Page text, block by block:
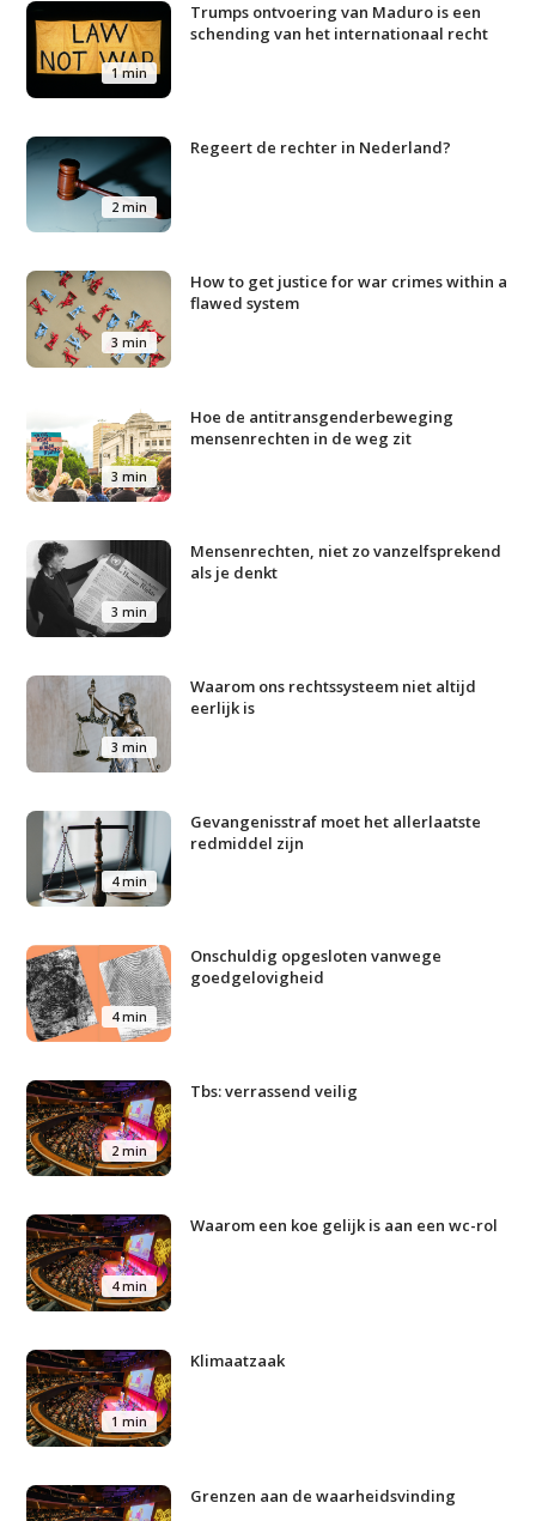
Home
Video
Podcast
Contact
1 min
Trumps ontvoering van Maduro is een
schending van het internationaal recht
2 min
Regeert de rechter in Nederland?
3 min
How to get justice for war crimes within a
flawed system
3 min
Hoe de antitransgenderbeweging
mensenrechten in de weg zit
3 min
Mensenrechten, niet zo vanzelfsprekend
als je denkt
3 min
Waarom ons rechtssysteem niet altijd
eerlijk is
4 min
Gevangenisstraf moet het allerlaatste
redmiddel zijn
4 min
Onschuldig opgesloten vanwege
goedgelovigheid
2 min
Tbs: verrassend veilig
4 min
Waarom een koe gelijk is aan een wc-rol
1 min
Klimaatzaak
Grenzen aan de waarheidsvinding